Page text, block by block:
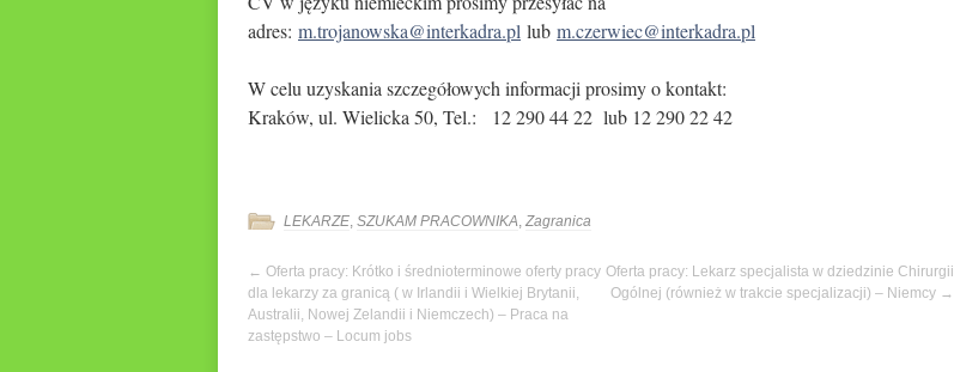
adres: m.trojanowska@interkadra.pl lub m.czerwiec@interkadra.pl
W celu uzyskania szczegółowych informacji prosimy o kontakt:
Kraków, ul. Wielicka 50, Tel.: 12 290 44 22 lub 12 290 22 42
LEKARZE, SZUKAM PRACOWNIKA, Zagranica
← Oferta pracy: Krótko i średnioterminowe oferty pracy
dla lekarzy za granicą ( w Irlandii i Wielkiej Brytanii,
Australii, Nowej Zelandii i Niemczech) – Praca na
zastępstwo – Locum jobs
Oferta pracy: Lekarz specjalista w dziedzinie Chirurgii
Ogólnej (również w trakcie specjalizacji) – Niemcy →